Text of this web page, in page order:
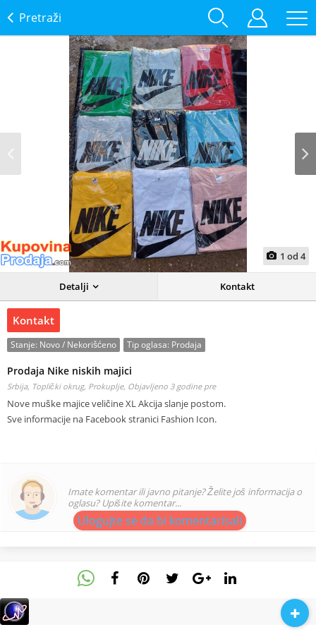
Pretraži
1 od 4
Detalji Kontakt
Kontakt
Stanje: Novo / Nekorišćeno Tip oglasa: Prodaja
Prodaja Nike niskih majici
Srbija, Toplički okrug, Prokuplje, Objavljeno 3 godine pre
Nove muške majice veličine XL Akcija slanje postom.
Sve informacije na Facebook stranici Fashion Icon.
Imate komentar ili javno pitanje? Želite još informacija o
oglasu? Upišite komentar...
Ulogujte se da bi komentarisali